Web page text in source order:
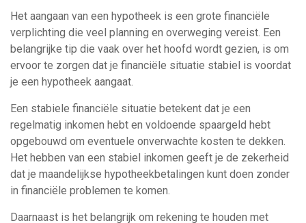
Het aangaan van een hypotheek is een grote financiële
verplichting die veel planning en overweging vereist. Een
belangrijke tip die vaak over het hoofd wordt gezien, is om
ervoor te zorgen dat je financiële situatie stabiel is voordat
je een hypotheek aangaat.
Een stabiele financiële situatie betekent dat je een
regelmatig inkomen hebt en voldoende spaargeld hebt
opgebouwd om eventuele onverwachte kosten te dekken.
Het hebben van een stabiel inkomen geeft je de zekerheid
dat je maandelijkse hypotheekbetalingen kunt doen zonder
in financiële problemen te komen.
Daarnaast is het belangrijk om rekening te houden met